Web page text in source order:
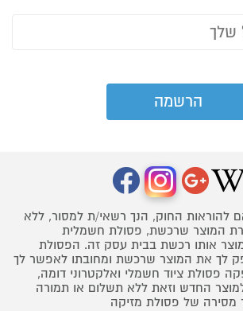
להוראות החוק, הנך רשאי/ת למסור, ללא
המוצר שרכשת, פסולת חשמלית
אותו רכשת בבית עסק זה. הפסולת
לך את המוצר שרכשת ומחובתו לאפשר לך
פסולת ציוד חשמלי ואלקטרוני דומה,
החדש וזאת ללא תשלום או תמורה
של פסולת מזיקה